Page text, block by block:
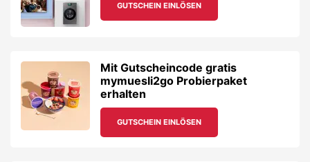
GUTSCHEIN EINLÖSEN
Mit Gutscheincode gratis
mymuesli2go Probierpaket
erhalten
GUTSCHEIN EINLÖSEN